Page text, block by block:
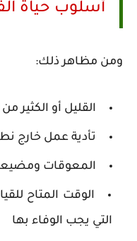
أسلوب حياة
ومن مظاهر ذلك:
القليل أو الكثير
تأدية عمل خارج
المعوقات
الوقت المتاح
التي يجب الوفاء بها